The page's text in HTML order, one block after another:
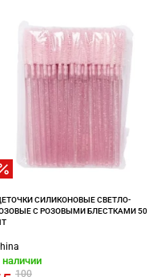
СИЛИКОНОВЫЕ СВЕТЛО-
С РОЗОВЫМИ БЛЕСТКАМИ 50
наличии
100